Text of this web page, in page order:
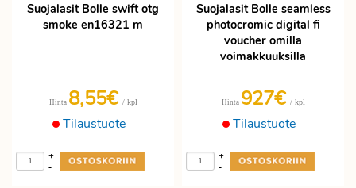
Suojalasit Bolle swift otg
smoke en16321 m
Tilaustuote
Hinta 8,55€ / kpl
-
+
Suojalasit Bolle seamless
photocromic digital fi
voucher omilla
voimakkuuksilla
Tilaustuote
Hinta 927€ / kpl
-
+